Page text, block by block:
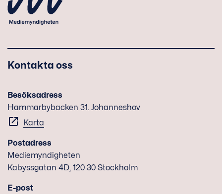
Kontakta oss
Besöksadress
Hammarbybacken 31. Johanneshov
Karta
Postadress
Mediemyndigheten
Kabyssgatan 4D, 120 30 Stockholm
E-post